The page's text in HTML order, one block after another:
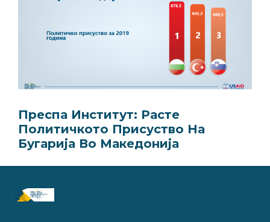
Преспа Институт: Расте
Политичкото Присуство На
Бугарија Во Македонија